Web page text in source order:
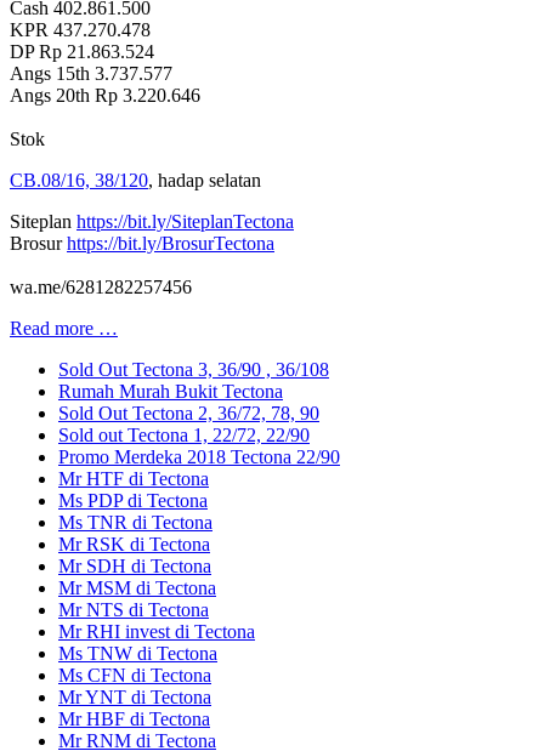
Cash 402.861.500
KPR 437.270.478
DP Rp 21.863.524
Angs 15th 3.737.577
Angs 20th Rp 3.220.646
Stok
CB.08/16, 38/120, hadap selatan
Siteplan https://bit.ly/SiteplanTectona
Brosurhttps://bit.ly/BrosurTectona
wa.me/6281282257456
Read more …
Sold Out Tectona 3, 36/90 , 36/108
Rumah Murah Bukit Tectona
Sold Out Tectona 2, 36/72, 78, 90
Sold out Tectona 1, 22/72, 22/90
Promo Merdeka 2018 Tectona 22/90
Mr HTF di Tectona
Ms PDP di Tectona
Ms TNR di Tectona
Mr RSK di Tectona
Mr SDH di Tectona
Mr MSM di Tectona
Mr NTS di Tectona
Mr RHI invest di Tectona
Ms TNW di Tectona
Ms CFN di Tectona
Mr YNT di Tectona
Mr HBF di Tectona
Mr RNM di Tectona